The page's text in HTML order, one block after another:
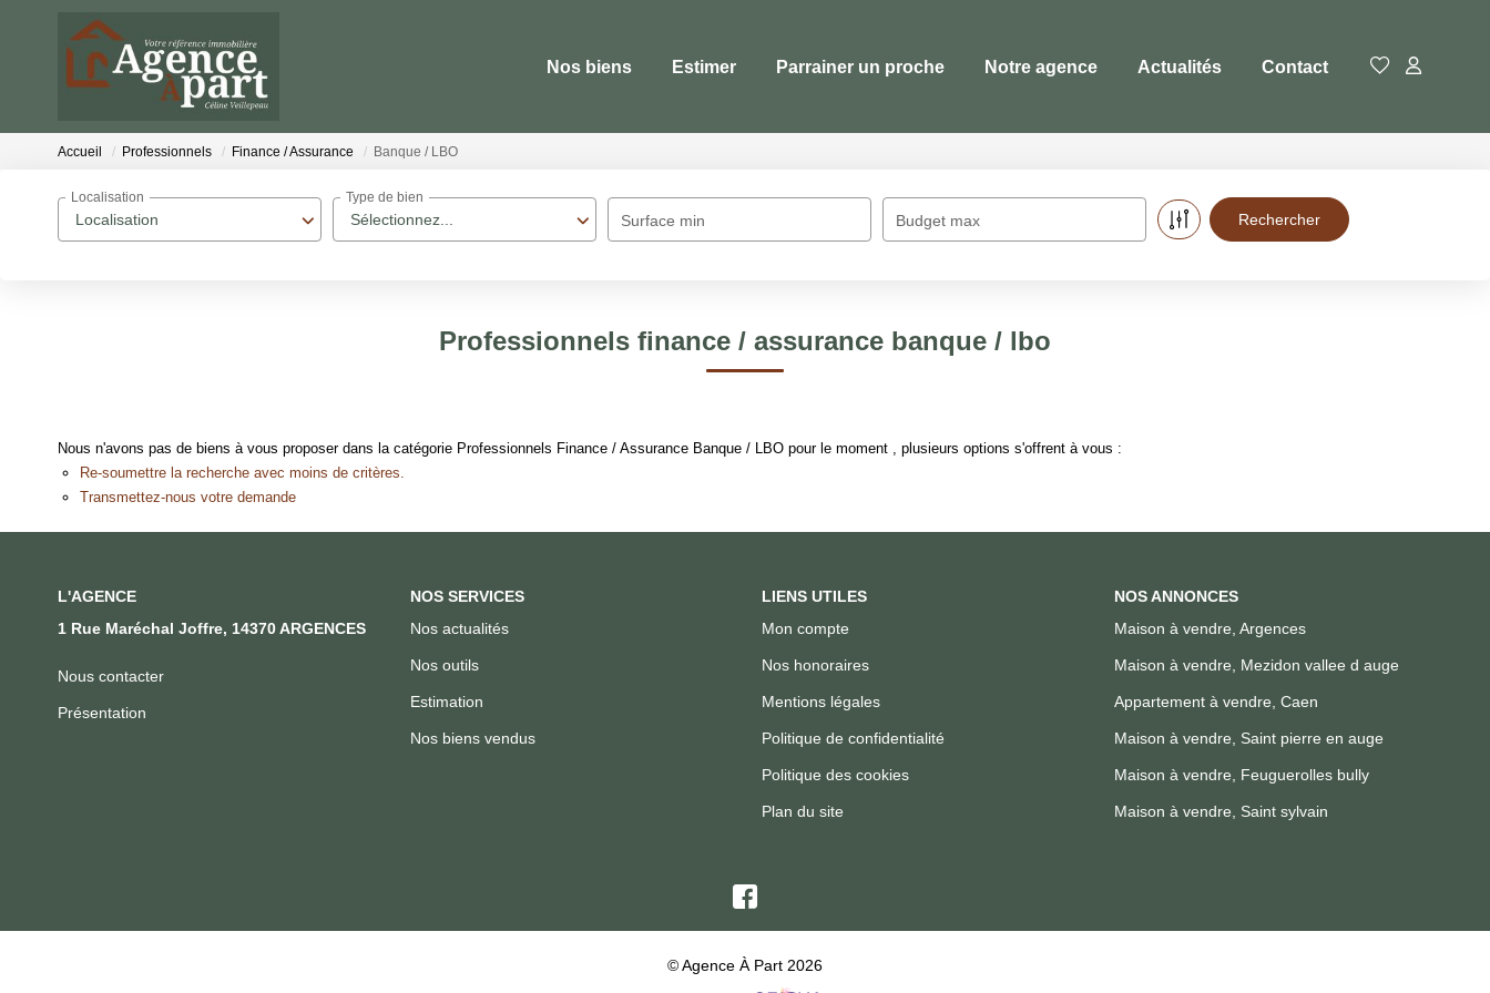
Nos biens Estimer Parrainer un proche Notre agence Actualités Contact
Accueil Professionnels Finance / Assurance Banque / LBO
Localisation
Localisation
Sélectionnez...
Type de bien
Surface min Budget max
Professionnels finance / assurance banque / lbo
Nous n'avons pas de biens à vous proposer dans la catégorie Professionnels Finance / Assurance Banque / LBO pour le moment , plusieurs options s'offrent à vous :
Re-soumettre la recherche avec moins de critères.
Transmettez-nous votre demande
L'AGENCE
1 Rue Maréchal Joffre, 14370 ARGENCES
Nous contacter
Présentation
NOS SERVICES
Nos actualités
Nos outils
Estimation
Nos biens vendus
LIENS UTILES
Mon compte
Nos honoraires
Mentions légales
Politique de confidentialité
Politique des cookies
Plan du site
NOS ANNONCES
Maison à vendre, Argences
Maison à vendre, Mezidon vallee d auge
Appartement à vendre, Caen
Maison à vendre, Saint pierre en auge
Maison à vendre, Feuguerolles bully
Maison à vendre, Saint sylvain
© Agence À Part 2026